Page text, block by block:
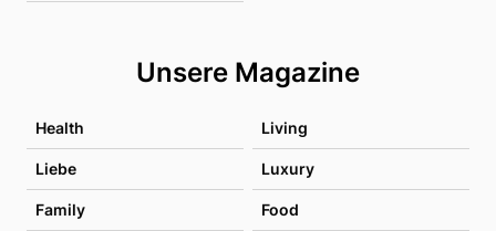
Unsere Magazine
Health Living
Liebe Luxury
Family Food